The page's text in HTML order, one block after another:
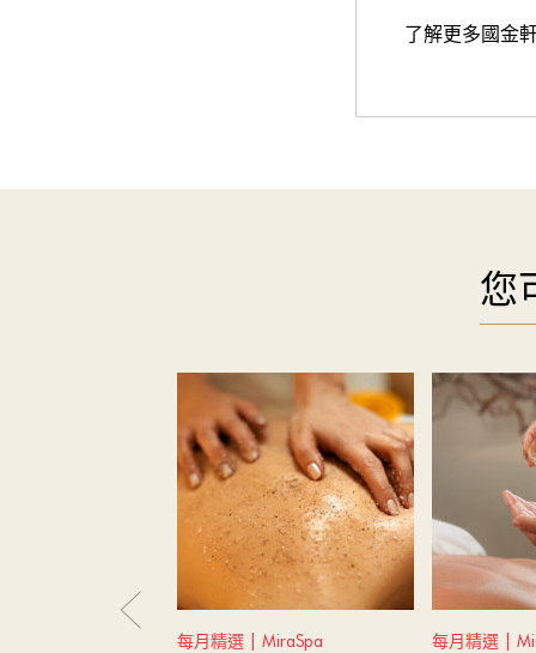
了解更多國金
您
每月精選 | MiraSpa 每月精選 |